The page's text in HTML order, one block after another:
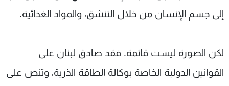
إلى جسم الإنسان من خلال التنشق، والمواد الغذائية.
لكن الصورة ليست قاتمة. فقد صادق لبنان على
القوانين الدولية الخاصة بوكالة الطاقة الذرية، وتنص على